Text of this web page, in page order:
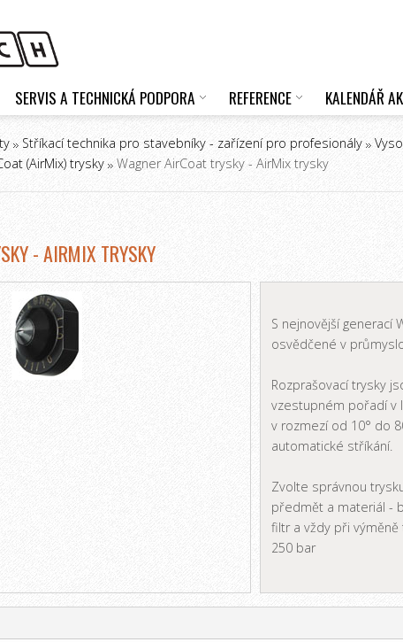
SERVIS A TECHNICKÁ PODPORA REFERENCE KALENDÁŘ
Stříkací technika pro stavebníky - zařízení pro profesionály
(AirMix) trysky Wagner AirCoat trysky - AirMix trysky
- AIRMIX TRYSKY
S nejnovější generací
osvědčené v
Rozprašovací trysky
vzestupném pořadí v
v rozmezí od 10° do
automatické stříkání.
Zvolte správnou
předmět a materiál -
filtr a vždy při
250 bar